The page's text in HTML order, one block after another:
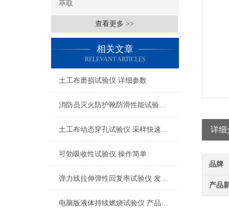
萃取
查看更多 >>
相关文章
RELEVANT ARTICLES
土工布磨损试验仪 详细参数
消防员灭火防护靴防滑性能试验仪 检测数据精准
土工布动态穿孔试验仪 采样快速稳定
可勃吸收性试验仪 操作简单
弹力线拉伸弹性回复率试验仪 发货及时
电脑版液体持续燃烧试验仪 产品质量好
详细
品牌
产品